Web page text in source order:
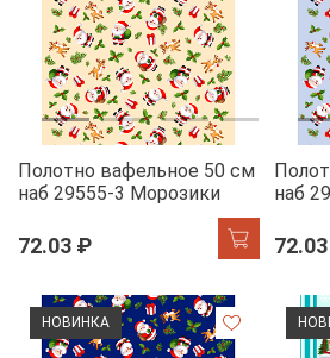
Полотно вафельное 50 см
наб 29555-3 Морозики
72.03 ₽
наб
НОВИНКА